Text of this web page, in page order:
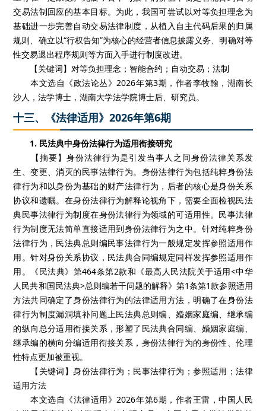
交易法制回应的基本目标。为此，我国可尝试以对等负担理念为
基础进一步完善自动交易法律制度，从植入自主代码后果的归属
规则、确立以“行权告知”为核心的经营者信息披露义务、明确对等
性交易退出程序规则等方面入手进行制度改进。
【关键词】对等负担理念；智能合约；自动交易；法制
本文选自《政法论丛》2026年第3期，作者李牧翰，湖南长
沙人，法学博士，湖南大学法学院博士后、研究员。
十三、《法律适用》2026年第6期
1. 民法典中身份法律行为适用衔接研究
【摘要】身份法律行为是引发当事人之间身份法律关系发
生、变更、消灭的民事法律行为。身份法律行为包括纯粹身份法
律行为和以身份为基础的财产法律行为，后者的核心是身份关系
协议和遗嘱。在身份法律行为解释论视角下，需要全面检视民法
典民事法律行为制度在身份法律行为领域的可适用性。民事法律
行为制度无法简单直接适用到身份法律行为之中。针对纯粹身份
法律行为，民法典总则编民事法律行为一般规定发挥参照适用作
用。针对身份关系协议，民法典合同编规定同样发挥参照适用作
用。《民法典》第464条第2款和《最高人民法院关于适用<中华
人民共和国民法典>总则编若干问题的解释》第1条第1款参照适用
方法共同确定了身份法律行为的法律适用方法，明确了在身份法
律行为制度漏洞填补问题上民法典总则编、婚姻家庭编、继承编
的纵向总分适用衔接关系，形塑了民法典合同编、婚姻家庭编、
继承编的横向分编适用衔接关系，身份法律行为的身份性、伦理
性特点更加被重视。
【关键词】身份法律行为；民事法律行为；参照适用；法律
适用方法
本文选自《法律适用》2026年第6期，作者王雷，中国人民